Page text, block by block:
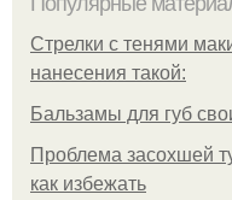
Стрелки с тенями
нанесения такой:
Бальзамы для губ
Проблема засохшей
как избежать